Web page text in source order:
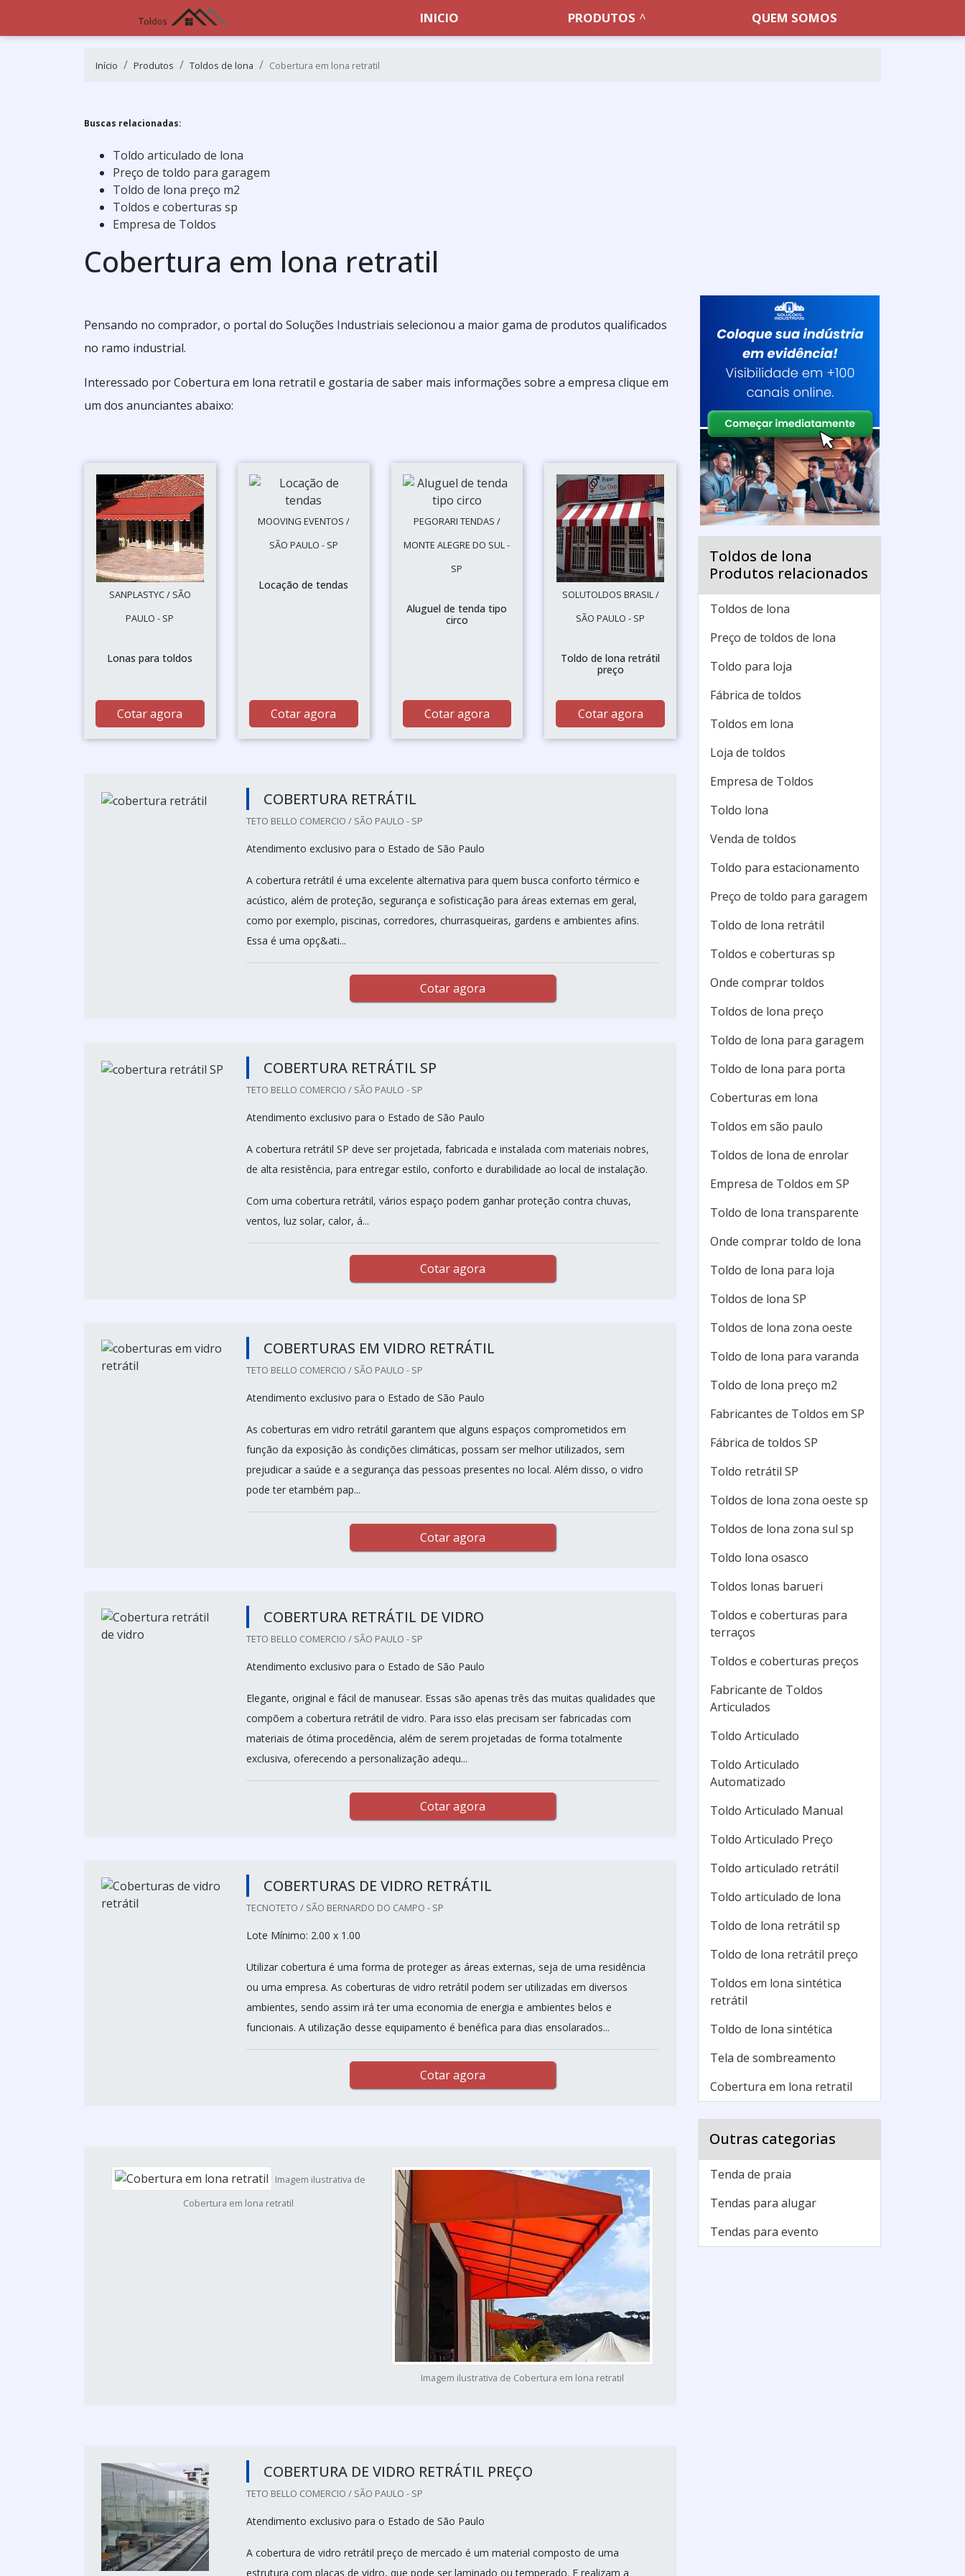
INICIO PRODUTOS QUEM SOMOS
Início Produtos Toldos de lona Cobertura em lona retratil
Buscas relacionadas:
Toldo articulado de lona
Preço de toldo para garagem
Toldo de lona preço m2
Toldos e coberturas sp
Empresa de Toldos
Cobertura em lona retratil
Pensando no comprador, o portal do Soluções Industriais selecionou a maior gama de produtos qualificados
no ramo industrial.
Interessado por Cobertura em lona retratil e gostaria de saber mais informações sobre a empresa clique em
um dos anunciantes abaixo:
SANPLASTYC / SÃO
PAULO - SP
Lonas para toldos
Cotar agora
MOOVING EVENTOS /
SÃO PAULO - SP
Locação de tendas
Cotar agora
PEGORARI TENDAS /
MONTE ALEGRE DO SUL -
SP
Aluguel de tenda tipo
circo
Cotar agora
SOLUTOLDOS BRASIL /
SÃO PAULO - SP
Toldo de lona retrátil
preço
Cotar agora
COBERTURA RETRÁTIL
TETO BELLO COMERCIO / SÃO PAULO - SP
Atendimento exclusivo para o Estado de São Paulo
A cobertura retrátil é uma excelente alternativa para quem busca conforto térmico e
acústico, além de proteção, segurança e sofisticação para áreas externas em geral,
como por exemplo, piscinas, corredores, churrasqueiras, gardens e ambientes afins.
Essa é uma opç&ati...
Cotar agora
COBERTURA RETRÁTIL SP
TETO BELLO COMERCIO / SÃO PAULO - SP
Atendimento exclusivo para o Estado de São Paulo
A cobertura retrátil SP deve ser projetada, fabricada e instalada com materiais nobres,
de alta resistência, para entregar estilo, conforto e durabilidade ao local de instalação.
Com uma cobertura retrátil, vários espaço podem ganhar proteção contra chuvas,
ventos, luz solar, calor, á...
Cotar agora
COBERTURAS EM VIDRO RETRÁTIL
TETO BELLO COMERCIO / SÃO PAULO - SP
Atendimento exclusivo para o Estado de São Paulo
As coberturas em vidro retrátil garantem que alguns espaços comprometidos em
função da exposição às condições climáticas, possam ser melhor utilizados, sem
prejudicar a saúde e a segurança das pessoas presentes no local. Além disso, o vidro
pode ter etambém pap...
Cotar agora
COBERTURA RETRÁTIL DE VIDRO
TETO BELLO COMERCIO / SÃO PAULO - SP
Atendimento exclusivo para o Estado de São Paulo
Elegante, original e fácil de manusear. Essas são apenas três das muitas qualidades que
compõem a cobertura retrátil de vidro. Para isso elas precisam ser fabricadas com
materiais de ótima procedência, além de serem projetadas de forma totalmente
exclusiva, oferecendo a personalização adequ...
Cotar agora
COBERTURAS DE VIDRO RETRÁTIL
TECNOTETO / SÃO BERNARDO DO CAMPO - SP
Lote Mínimo: 2.00 x 1.00
Utilizar cobertura é uma forma de proteger as áreas externas, seja de uma residência
ou uma empresa. As coberturas de vidro retrátil podem ser utilizadas em diversos
ambientes, sendo assim irá ter uma economia de energia e ambientes belos e
funcionais. A utilização desse equipamento é benéfica para dias ensolarados...
Cotar agora
Imagem ilustrativa de
Cobertura em lona retratil
Imagem ilustrativa de Cobertura em lona retratil
COBERTURA DE VIDRO RETRÁTIL PREÇO
TETO BELLO COMERCIO / SÃO PAULO - SP
Atendimento exclusivo para o Estado de São Paulo
A cobertura de vidro retrátil preço de mercado é um material composto de uma
estrutura com placas de vidro, que pode ser laminado ou temperado. E realizam a
Toldos de lona
Produtos relacionados
Toldos de lona
Preço de toldos de lona
Toldo para loja
Fábrica de toldos
Toldos em lona
Loja de toldos
Empresa de Toldos
Toldo lona
Venda de toldos
Toldo para estacionamento
Preço de toldo para garagem
Toldo de lona retrátil
Toldos e coberturas sp
Onde comprar toldos
Toldos de lona preço
Toldo de lona para garagem
Toldo de lona para porta
Coberturas em lona
Toldos em são paulo
Toldos de lona de enrolar
Empresa de Toldos em SP
Toldo de lona transparente
Onde comprar toldo de lona
Toldo de lona para loja
Toldos de lona SP
Toldos de lona zona oeste
Toldo de lona para varanda
Toldo de lona preço m2
Fabricantes de Toldos em SP
Fábrica de toldos SP
Toldo retrátil SP
Toldos de lona zona oeste sp
Toldos de lona zona sul sp
Toldo lona osasco
Toldos lonas barueri
Toldos e coberturas para
terraços
Toldos e coberturas preços
Fabricante de Toldos
Articulados
Toldo Articulado
Toldo Articulado
Automatizado
Toldo Articulado Manual
Toldo Articulado Preço
Toldo articulado retrátil
Toldo articulado de lona
Toldo de lona retrátil sp
Toldo de lona retrátil preço
Toldos em lona sintética
retrátil
Toldo de lona sintética
Tela de sombreamento
Cobertura em lona retratil
Outras categorias
Tenda de praia
Tendas para alugar
Tendas para evento